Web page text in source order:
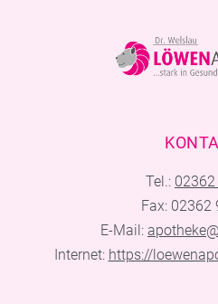
Tel.:
Fax: 02362
E-Mail:
Internet: https://